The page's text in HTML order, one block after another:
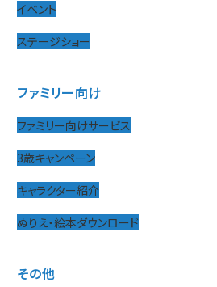
イベント
ステージショー
ファミリー向け
ファミリー向けサービス
3歳キャンペーン
キャラクター紹介
ぬりえ・絵本ダウンロード
その他